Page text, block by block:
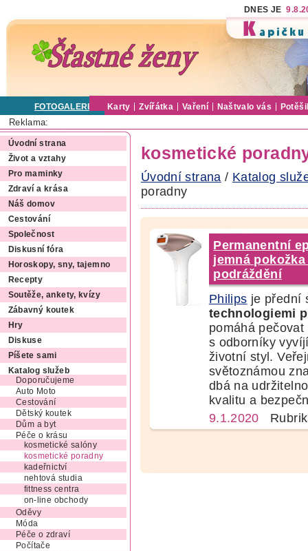
DNES JE
FOTOGALERIE Karty Zvířátka Vaření Naštvalo vás
Reklama:
Úvodní strana
Život a vztahy
Pro maminky
Zdraví a krása
Náš domov
Cestování
Společnost
Diskusní fóra
Horoskopy, sny, tajemno
Recepty
Soutěže, ankety, kvízy
Zábavný koutek
Hry
Diskuse
Píšete sami
Katalog služeb
Doporučujeme
Auto Moto
Cestování
Dětský koutek
Dům a byt
Péče o krásu
kosmetické salóny
kosmetické poradny
kadeřnictví
nehtová studia
fittness centra
on-line obchody
Oděvy
Móda
Péče o zdraví
Počítače
kosmetické
Úvodní strana / Katalog
poradny
Permanentní
jemná
podráždění
Philips je přední
technologiemi
pomáhá
s odborníky
životní styl.
světoznámou
dbá na
kvalitu a
9.1.2020